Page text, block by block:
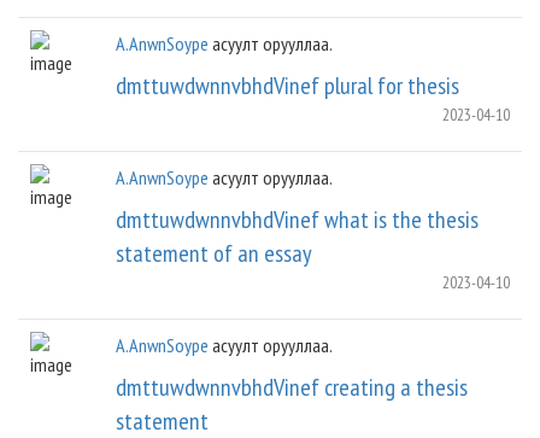
A.AnwnSoype асуулт орууллаа.
dmttuwdwnnvbhdVinef plural for thesis
2023-04-10
A.AnwnSoype асуулт орууллаа.
dmttuwdwnnvbhdVinef what is the thesis
statement of an essay
2023-04-10
A.AnwnSoype асуулт орууллаа.
dmttuwdwnnvbhdVinef creating a thesis
statement